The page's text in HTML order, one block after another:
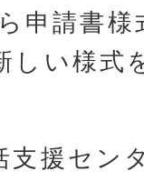
申請書
しい様式
支援セン